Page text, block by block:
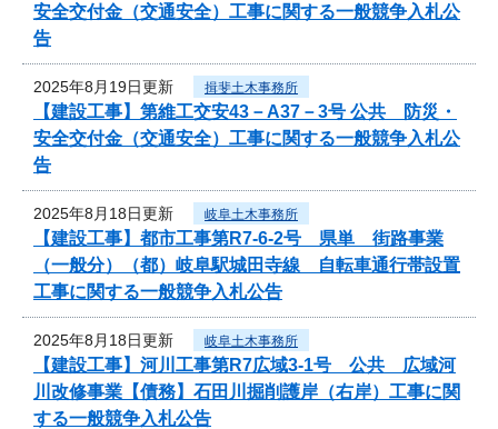
安全交付金（交通安全）工事に関する一般競争入札公
告
2025年8月19日更新 揖斐土木事務所
【建設工事】第維工交安43－A37－3号 公共 防災・
安全交付金（交通安全）工事に関する一般競争入札公
告
2025年8月18日更新 岐阜土木事務所
【建設工事】都市工事第R7-6-2号 県単 街路事業
（一般分）（都）岐阜駅城田寺線 自転車通行帯設置
工事に関する一般競争入札公告
2025年8月18日更新 岐阜土木事務所
【建設工事】河川工事第R7広域3-1号 公共 広域河
川改修事業【債務】石田川掘削護岸（右岸）工事に関
する一般競争入札公告